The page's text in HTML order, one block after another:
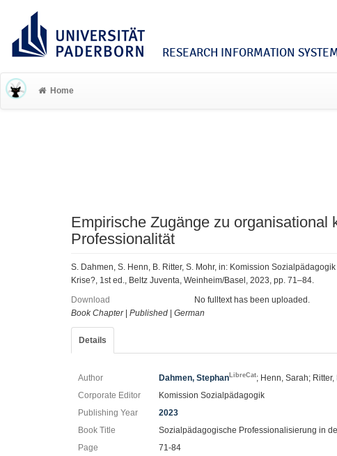
RESEARCH INFORMATION
Home
Empirische Zugänge zu organisational
Professionalität
S. Dahmen, S. Henn, B. Ritter, S. Mohr, in: Komission
Krise?, 1st ed., Beltz Juventa, Weinheim/Basel, 2023, pp. 71–84.
Download
No fulltext has been uploaded.
Book Chapter| Published German
Details
Author Dahmen, StephanLibreCat; Henn, Sarah;
Corporate Editor
Komission Sozialpädagogik
Publishing Year
2023
Book Title
Sozialpädagogische Professionalisierung in
Page
71-84